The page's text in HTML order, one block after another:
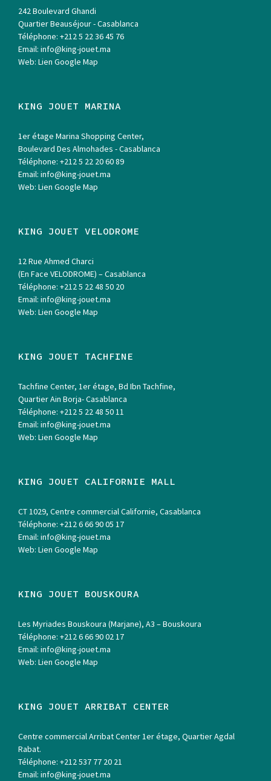
242 Boulevard Ghandi
Quartier Beauséjour - Casablanca
Téléphone: +212 5 22 36 45 76
Email: info@king-jouet.ma
Web: Lien Google Map
KING JOUET MARINA
1er étage Marina Shopping Center,
Boulevard Des Almohades - Casablanca
Téléphone: +212 5 22 20 60 89
Email: info@king-jouet.ma
Web: Lien Google Map
KING JOUET VELODROME
12 Rue Ahmed Charci
(En Face VELODROME) – Casablanca
Téléphone: +212 5 22 48 50 20
Email: info@king-jouet.ma
Web: Lien Google Map
KING JOUET TACHFINE
Tachfine Center, 1er étage, Bd Ibn Tachfine,
Quartier Ain Borja- Casablanca
Téléphone: +212 5 22 48 50 11
Email: info@king-jouet.ma
Web: Lien Google Map
KING JOUET CALIFORNIE MALL
CT 1029, Centre commercial Californie, Casablanca
Téléphone: +212 6 66 90 05 17
Email: info@king-jouet.ma
Web: Lien Google Map
KING JOUET BOUSKOURA
Les Myriades Bouskoura (Marjane), A3 – Bouskoura
Téléphone: +212 6 66 90 02 17
Email: info@king-jouet.ma
Web: Lien Google Map
KING JOUET ARRIBAT CENTER
Centre commercial Arribat Center 1er étage, Quartier Agdal
Rabat.
Téléphone: +212 537 77 20 21
Email: info@king-jouet.ma